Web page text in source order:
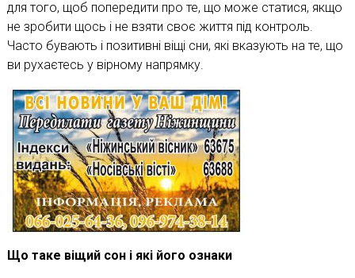
для того, щоб попередити про те, що може статися, якщо
не зробити щось і не взяти своє життя під контроль.
Часто бувають і позитивні віщі сни, які вказують на те, що
ви рухаєтесь у вірному напрямку.
Що таке віщий сон і які його ознаки